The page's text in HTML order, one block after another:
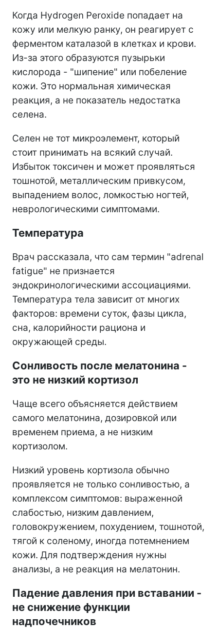
Когда Hydrogen Peroxide попадает на
кожу или мелкую ранку, он реагирует с
ферментом каталазой в клетках и крови.
Из-за этого образуются пузырьки
кислорода - "шипение" или побеление
кожи. Это нормальная химическая
реакция, а не показатель недостатка
селена.
Селен не тот микроэлемент, который
стоит принимать на всякий случай.
Избыток токсичен и может проявляться
тошнотой, металлическим привкусом,
выпадением волос, ломкостью ногтей,
неврологическими симптомами.
Температура
Врач рассказала, что сам термин "adrenal
fatiguе" не признается
эндокринологическими ассоциациями.
Температура тела зависит от многих
факторов: времени суток, фазы цикла,
сна, калорийности рациона и
окружающей среды.
Сонливость после мелатонина -
это не низкий кортизол
Чаще всего объясняется действием
самого мелатонина, дозировкой или
временем приема, а не низким
кортизолом.
Низкий уровень кортизола обычно
проявляется не только сонливостью, а
комплексом симптомов: выраженной
слабостью, низким давлением,
головокружением, похудением, тошнотой,
тягой к соленому, иногда потемнением
кожи. Для подтверждения нужны
анализы, а не реакция на мелатонин.
Падение давления при вставании -
не снижение функции
надпочечников